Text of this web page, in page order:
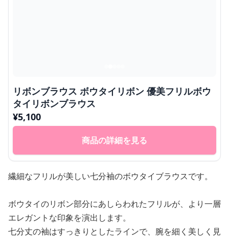
リボンブラウス ボウタイリボン 優美フリルボウ
タイリボンブラウス
¥5,100
商品の詳細を見る
繊細なフリルが美しい七分袖のボウタイブラウスです。
ボウタイのリボン部分にあしらわれたフリルが、より一層
エレガントな印象を演出します。
七分丈の袖はすっきりとしたラインで、腕を細く美しく見